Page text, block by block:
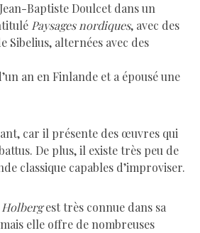
Baptiste Doulcet dans un
Paysages nordiques, avec des
Sibelius, alternées avec des
an en Finlande et a épousé une
car il présente des œuvres qui
De plus, il existe très peu de
classique capables d’improviser.
est très connue dans sa
elle offre de nombreuses